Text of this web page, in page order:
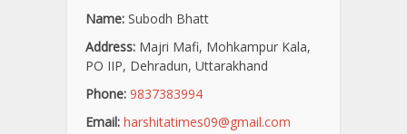
Name: Subodh Bhatt
Address: Majri Mafi, Mohkampur Kala,
PO IIP, Dehradun, Uttarakhand
Phone: 9837383994
Email: harshitatimes09@gmail.com